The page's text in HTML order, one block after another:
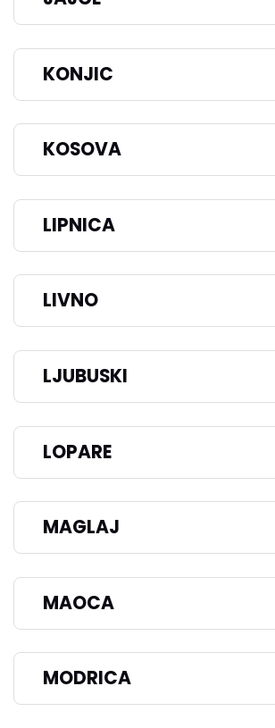
KONJIC
KOSOVA
LIPNICA
LIVNO
LJUBUSKI
LOPARE
MAGLAJ
MAOCA
MODRICA